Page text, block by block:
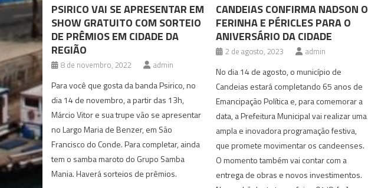
PSIRICO VAI SE APRESENTAR EM
SHOW GRATUITO COM SORTEIO
DE PRÊMIOS EM CIDADE DA
REGIÃO
8 de novembro, 2022 admin
Para você que gosta da banda Psirico, no
dia 14 de novembro, a partir das 13h,
Márcio Vitor e sua trupe vão se apresentar
no Largo Maria de Benzer, em São
Francisco do Conde. Para completar, ainda
tem o samba maroto do Grupo Samba
Mania. Haverá sorteios de prêmios.
CANDEIAS CONFIRMA NADSON O
FERINHA E PÉRICLES PARA O
ANIVERSÁRIO DA CIDADE
2 de agosto, 2023 admin
No dia 14 de agosto, o município de
Candeias estará completando 65 anos de
Emancipação Política e, para comemorar a
data, a Prefeitura Municipal vai realizar uma
ampla e inovadora programação festiva,
que promete movimentar os candeenses.
O momento também vai contar com a
entrega de obras e novos investimentos.